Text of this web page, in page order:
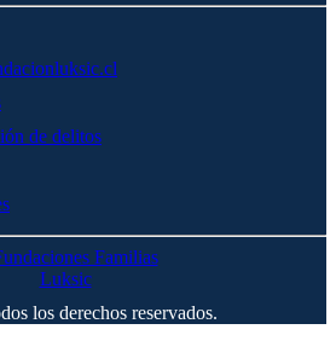
de delitos
los derechos reservados.